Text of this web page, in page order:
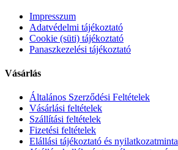
Impresszum
Adatvédelmi tájékoztató
Cookie (süti) tájékoztató
Panaszkezelési tájékoztató
Vásárlás
Általános Szerződési Feltételek
Vásárlási feltételek
Szállítási feltételek
Fizetési feltételek
Elállási tájékoztató és nyilatkozatminta